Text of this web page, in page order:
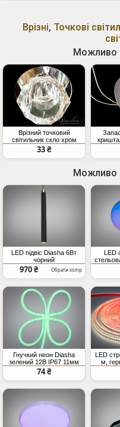
Врізні, Точкові
Можливо
Врізний точковий
світильник скло хром
220В 35Вт IP20
33 ₴
Можливо
LED підвіс Diasha 6Вт
чорний
970 ₴ Обрати колір
Гнучкий неон Diasha
зелений 12В IP67 11мм
SMD2835
74 ₴
LED
м,